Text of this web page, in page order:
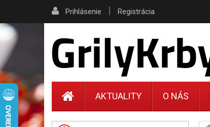
Prihlásenie | Registrácia
AKTUALITY O NÁS